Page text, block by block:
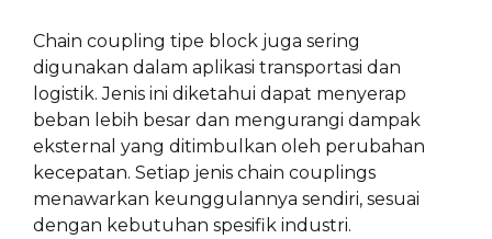
Chain coupling tipe block juga sering
digunakan dalam aplikasi transportasi dan
logistik. Jenis ini diketahui dapat menyerap
beban lebih besar dan mengurangi dampak
eksternal yang ditimbulkan oleh perubahan
kecepatan. Setiap jenis chain couplings
menawarkan keunggulannya sendiri, sesuai
dengan kebutuhan spesifik industri.